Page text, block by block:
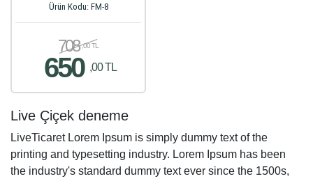
Ürün Kodu: FM-8
708 ,00 TL
650 ,00 TL
Live Çiçek deneme
LiveTicaret Lorem Ipsum is simply dummy text of the
printing and typesetting industry. Lorem Ipsum has been
the industry's standard dummy text ever since the 1500s,